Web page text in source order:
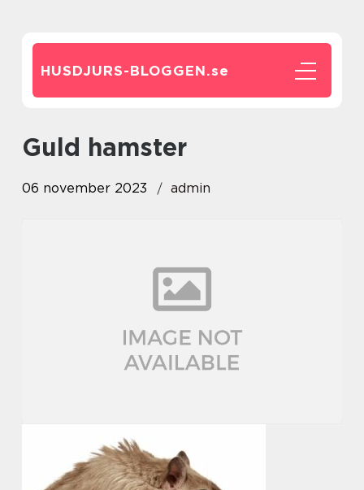
HUSDJURS-BLOGGEN.se
guld hamster
06 november 2023 admin